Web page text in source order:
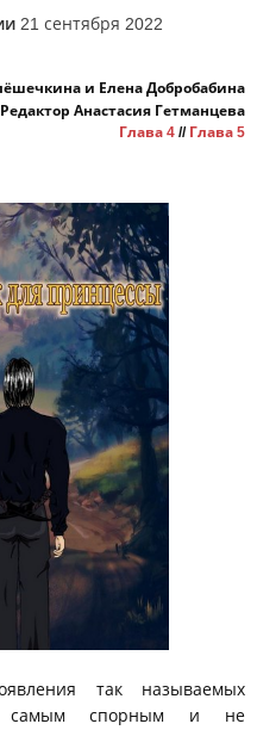
21 сентября 2022
и Елена Добробабина
Редактор Анастасия Гетманцева
Глава 4 // Глава 5
так называемых
самым спорным и не